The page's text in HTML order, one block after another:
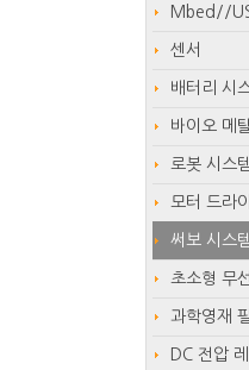
Mbed//
센서
배터리 시
바이오 메
로봇 시스
모터 드라
써보 시스
초소형 무
과학영재
DC 전압